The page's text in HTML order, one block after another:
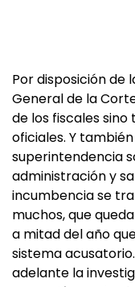
Por disposición de
General de la
de los fiscales
oficiales. Y
superintendencia
administración y
incumbencia se
muchos, que
a mitad del año
sistema
adelante la